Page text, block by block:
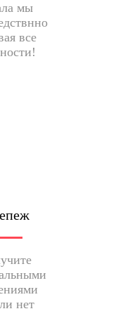
мы
все
нет